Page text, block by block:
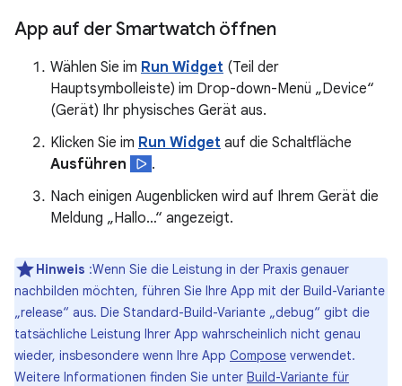
App auf der Smartwatch öffnen
Wählen Sie im Run Widget (Teil der
Hauptsymbolleiste) im Drop-down-Menü „Device“
(Gerät) Ihr physisches Gerät aus.
Klicken Sie im Run Widget auf die Schaltfläche
Ausführen
.
Nach einigen Augenblicken wird auf Ihrem Gerät die
Meldung „Hallo…“ angezeigt.
Hinweis :Wenn Sie die Leistung in der Praxis genauer
nachbilden möchten, führen Sie Ihre App mit der Build-Variante
„release“ aus. Die Standard-Build-Variante „debug“ gibt die
tatsächliche Leistung Ihrer App wahrscheinlich nicht genau
wieder, insbesondere wenn Ihre App Compose verwendet.
Weitere Informationen finden Sie unter Build-Variante für